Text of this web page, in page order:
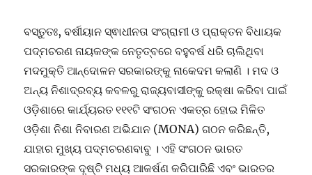
ବସ୍ତୁତଃ, ବର୍ଷୀୟାନ ସ୍ଵାଧୀନତା ସଂଗ୍ରାମୀ ଓ ପ୍ରାକ୍ତନ ବିଧାୟକ
ପଦ୍ମଚରଣ ନାୟକଙ୍କ ନେତୃତ୍ବରେ ବହୁବର୍ଷ ଧରି ଚାଲିଥିବା
ମଦମୁକ୍ତି ଆନ୍ଦୋଳନ ସରକାରଙ୍କୁ ନାକେଦମ କଲାଣି । ମଦ ଓ
ଅନ୍ୟ ନିଶାଦ୍ରବ୍ୟ କବଳରୁ ରାଜ୍ୟବାସୀଙ୍କୁ ରକ୍ଷା କରିବା ପାଇଁ
ଓଡ଼ିଶାରେ କାର୍ଯ୍ୟରତ ୧୧୧ଟି ସଂଗଠନ ଏକତ୍ର ହୋଇ ମିଳିତ
ଓଡ଼ିଶା ନିଶା ନିବାରଣ ଅଭିଯାନ (MONA) ଗଠନ କରିଛନ୍ତି,
ଯାହାର ମୁଖ୍ୟ ପଦ୍ମଚରଣବାବୁ । ଏହି ସଂଗଠନ ଭାରତ
ସରକାରଙ୍କ ଦୃଷ୍ଟି ମଧ୍ୟ ଆକର୍ଷଣ କରିପାରିଛି ଏବଂ ଭାରତର